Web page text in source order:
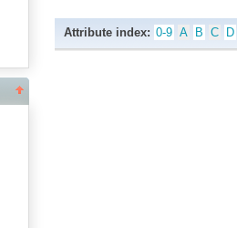
Attribute index: 0-9 A B C D